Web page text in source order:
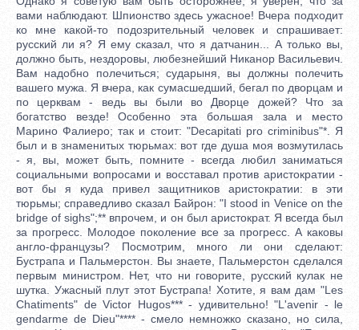
вами наблюдают. Шпионство здесь ужасное! Вчера подходит
ко мне какой-то подозрительный человек и спрашивает:
русский ли я? Я ему сказал, что я датчанин... А только вы,
должно быть, нездоровы, любезнейший Никанор Васильевич.
Вам надобно полечиться; сударыня, вы должны полечить
вашего мужа. Я вчера, как сумасшедший, бегал по дворцам и
по церквам - ведь вы были во Дворце дожей? Что за
богатство везде! Особенно эта большая зала и место
Марино Фалиеро; так и стоит: "Decapitati pro criminibus"*. Я
был и в знаменитых тюрьмах: вот где душа моя возмутилась
- я, вы, может быть, помните - всегда любил заниматься
социальными вопросами и восставал против аристократии -
вот бы я куда привел защитников аристократии: в эти
тюрьмы; справедливо сказал Байрон: "I stood in Venice on the
bridge of sighs";** впрочем, и он был аристократ. Я всегда был
за прогресс. Молодое поколение все за прогресс. А каковы
англо-французы? Посмотрим, много ли они сделают:
Бустрапа и Пальмерстон. Вы знаете, Пальмерстон сделался
первым министром. Нет, что ни говорите, русский кулак не
шутка. Ужасный плут этот Бустрапа! Хотите, я вам дам "Les
Chatiments" de Victor Hugos*** - удивительно! "L'avenir - le
gendarme de Dieu"**** - смело немножко сказано, но сила,